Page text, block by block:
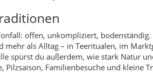
: früh am Morgen oder spätnachmittags –
lieber feste Schuhe; Waldwege